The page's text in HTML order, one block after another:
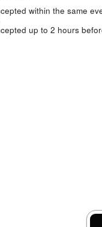
within the same
up to 2 hours